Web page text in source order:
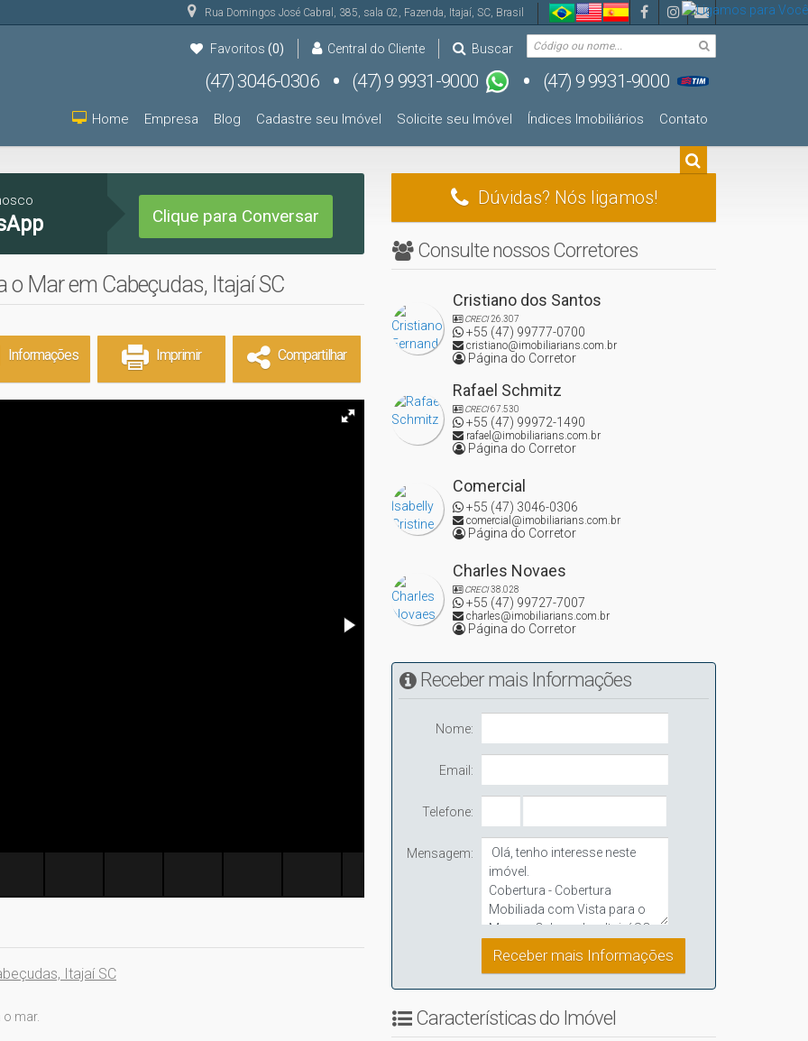
Rua Domingos José Cabral , 385, sala 02, Fazenda, Itajaí, SC, Brasil
Buscar
Central do Cliente
Favoritos (0)
(47) 9 9931-9000 (47) 9 9931-9000
Contato
Índices Imobiliários
Solicite seu Imóvel
Cadastre seu Imóvel
Blog
Empresa
Home
Clique para Conversar
Mar em Cabeçudas, Itajaí SC
Informações Imprimir Compartilhar
Itajaí SC
mar.
Dúvidas? Nós ligamos!
Consulte nossos Corretores
Cristiano dos Santos
CRECI26.307
+55 (47) 99777-0700
cristiano@imobiliarians.com.br
Página do Corretor
Rafael Schmitz
CRECI67.530
+55 (47) 99972-1490
rafael@imobiliarians.com.br
Página do Corretor
Comercial
+55 (47) 3046-0306
comercial@imobiliarians.com.br
Página do Corretor
Charles Novaes
CRECI38.028
+55 (47) 99727-7007
charles@imobiliarians.com.br
Página do Corretor
Receber mais Informações
Nome:
Email:
Telefone:
Mensagem:
Características do Imóvel